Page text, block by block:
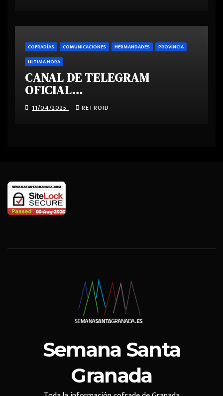
COFRADÍAS COMUNICACIONES HERMANDADES
PROVINCIA
ULTIMA HORA
CANAL DE TELEGRAM
OFICIAL
SEMANASANTAGRANADA.COM
11/04/2025 RETROID
Semana Santa
Granada